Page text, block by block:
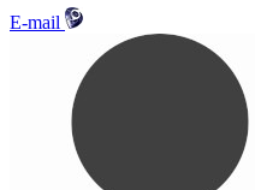
E-mail